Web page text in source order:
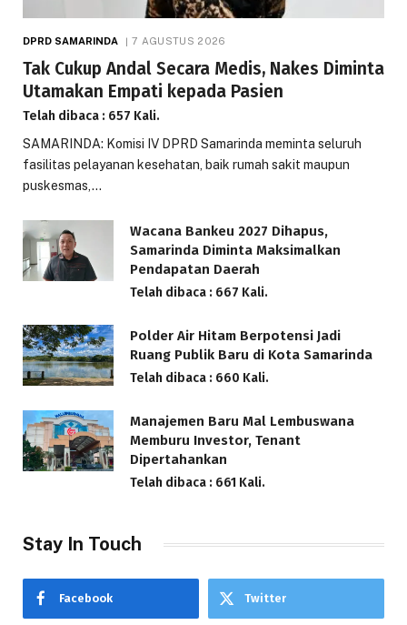
DPRD SAMARINDA 7 AGUSTUS 2026
Tak Cukup Andal Secara Medis, Nakes Diminta
Utamakan Empati kepada Pasien
Telah dibaca : 657 Kali.
SAMARINDA: Komisi IV DPRD Samarinda meminta seluruh
fasilitas pelayanan kesehatan, baik rumah sakit maupun
puskesmas,…
Wacana Bankeu 2027 Dihapus,
Samarinda Diminta Maksimalkan
Pendapatan Daerah
Telah dibaca : 667 Kali.
Polder Air Hitam Berpotensi Jadi
Ruang Publik Baru di Kota Samarinda
Telah dibaca : 660 Kali.
Manajemen Baru Mal Lembuswana
Memburu Investor, Tenant
Dipertahankan
Telah dibaca : 661 Kali.
Stay In Touch
Facebook Twitter